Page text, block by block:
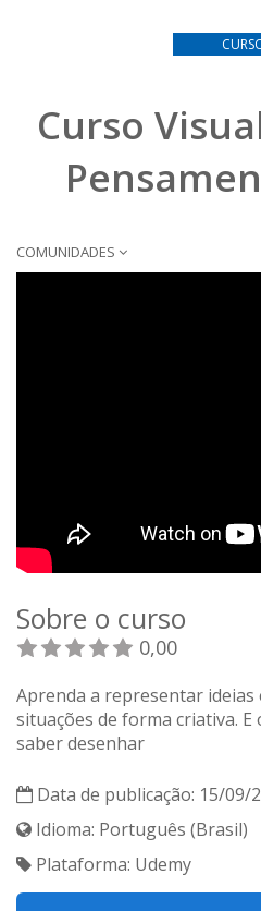
Curso
COMUNIDADES
Sobre o curso
0,00
Aprenda a representar ideias
situações de forma criativa.
saber desenhar
Data de publicação: 15/09/
Idioma: Português (Brasil)
Plataforma: Udemy